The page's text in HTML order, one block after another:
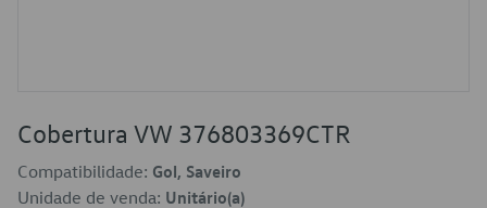
Cobertura VW 376803369CTR
Compatibilidade: Gol, Saveiro
Unidade de venda: Unitário(a)